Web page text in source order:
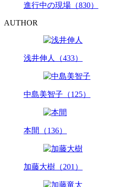
進行中の現場（830）
AUTHOR
浅井伸人（433）
中島美智子（125）
本間（136）
加藤大樹（201）